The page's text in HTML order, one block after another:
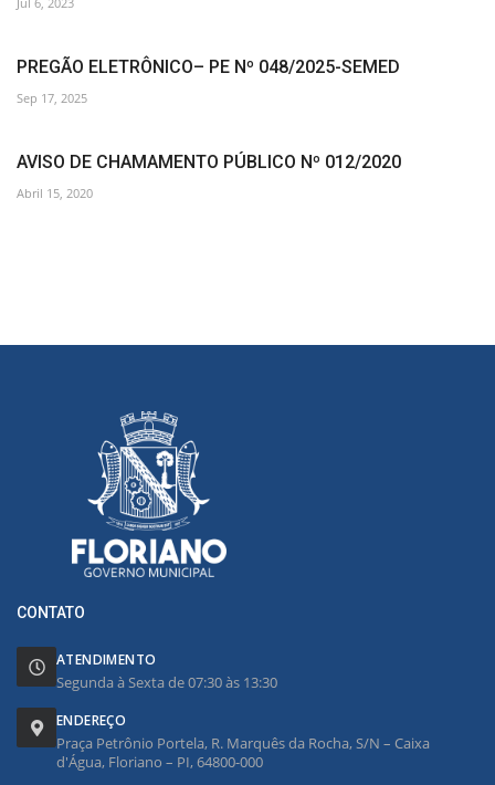
PREGÃO ELETRÔNICO– PE Nº 048/2025-SEMED
Sep 17, 2025
AVISO DE CHAMAMENTO PÚBLICO Nº 012/2020
Abril 15, 2020
CONTATO
ATENDIMENTO
Segunda à Sexta de 07:30 às 13:30
ENDEREÇO
Praça Petrônio Portela, R. Marquês da Rocha, S/N – Caixa
d'Água, Floriano – PI, 64800-000